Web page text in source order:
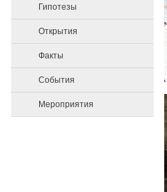
Гипотезы
Открытия
Факты
События
Мероприятия